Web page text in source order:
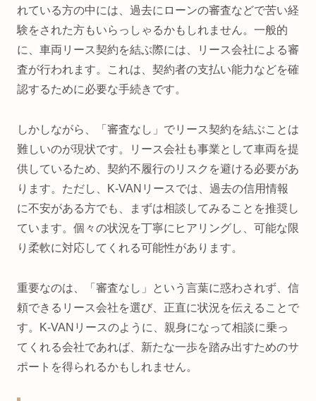
れている方の中には、過去にローンの審査などで苦い経
験をされた方もいらっしゃるかもしれません。一般的
に、車両リース契約を結ぶ際には、リース会社による審
査が行われます。これは、契約者の支払い能力などを確
認するために必要な手続きです。
しかしながら、「審査なし」でリース契約を結ぶことは
難しいのが現状です。リース会社も事業として車両を提
供しているため、契約不履行のリスクを避ける必要があ
ります。ただし、K-VANリースでは、過去の信用情報
に不安がある方でも、まずは相談してみることを推奨し
ています。個々の状況を丁寧にヒアリングし、可能な限
り柔軟に対応してくれる可能性があります。
重要なのは、「審査なし」という言葉に惑わされず、信
頼できるリース会社を選び、正直に状況を伝えることで
す。K-VANリースのように、親身になって相談に乗っ
てくれる会社であれば、新たな一歩を踏み出すためのサ
ポートを得られるかもしれません。